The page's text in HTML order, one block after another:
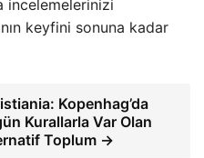
incelemelerinizi
keyfini sonuna kadar
Kopenhag’da
Kurallarla Var Olan
Toplum →